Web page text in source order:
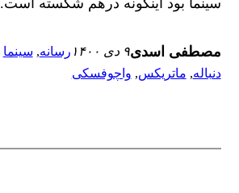
مصطفی اسدی۹ دی ۱۴۰۰ رسانه, سینما
دنباله, ماتریکس, واچوفسکی